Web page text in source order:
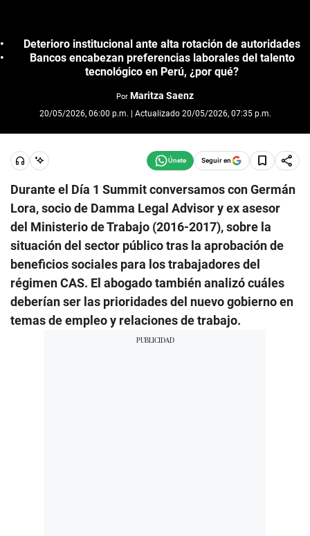
Deterioro institucional ante alta rotación de autoridades
Bancos encabezan preferencias laborales del talento
tecnológico en Perú, ¿por qué?
Por Maritza Saenz
20/05/2026, 06:00 p.m. | Actualizado 20/05/2026, 07:35 p.m.
Seguir en
Durante el Día 1 Summit conversamos con Germán
Lora, socio de Damma Legal Advisor y ex asesor
del Ministerio de Trabajo (2016-2017), sobre la
situación del sector público tras la aprobación de
beneficios sociales para los trabajadores del
régimen CAS. El abogado también analizó cuáles
deberían ser las prioridades del nuevo gobierno en
temas de empleo y relaciones de trabajo.